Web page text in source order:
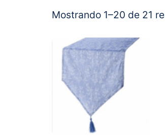
Mostrando 1–20 de 21